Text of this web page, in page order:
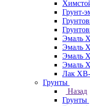
Грунт-
Эмаль
Эмаль
Эмаль
Эмаль
Лак
Грунты
Назад
Грунты